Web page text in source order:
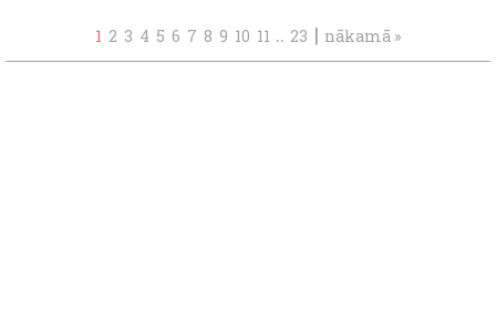
1 2 3 4 5 6 7 8 9 10 11 .. 23 | nākamā »